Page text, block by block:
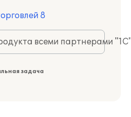
8
всеми партнерами
задача